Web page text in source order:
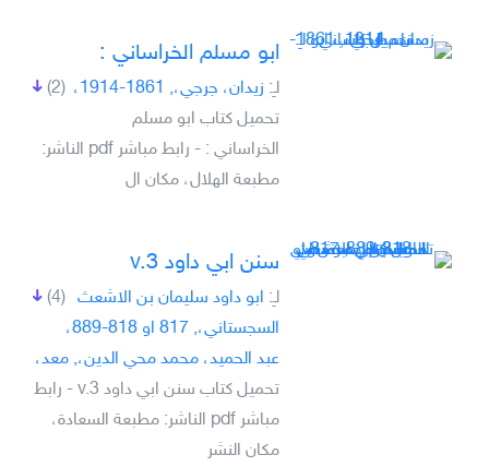
ابو مسلم الخراساني :
(2) لـِ: زيدان، جرجي،, 1861-1914،
تحميل كتاب ابو مسلم
الخراساني : - رابط مباشر pdf الناشر:
مطبعة الهلال، مكان ال
سنن ابي داود v.3
(4) لـِ: ابو داود سليمان بن الاشعث
السجستاني،, 817 او 818-889،
عبد الحميد، محمد محي الدين،, معد،
تحميل كتاب سنن ابي داود v.3 - رابط
مباشر pdf الناشر: مطبعة السعادة،
مكان النشر